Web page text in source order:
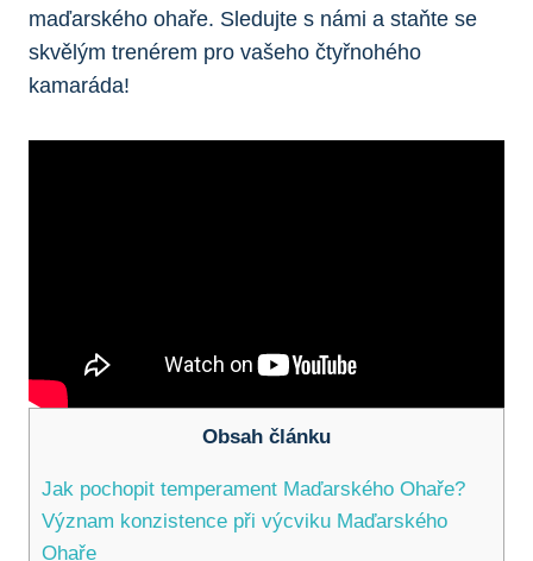
maďarského ohaře. Sledujte s námi a staňte se
skvělým trenérem pro vašeho čtyřnohého
kamaráda!
Obsah článku
Jak pochopit temperament Maďarského Ohaře?
Význam konzistence při výcviku Maďarského
Ohaře